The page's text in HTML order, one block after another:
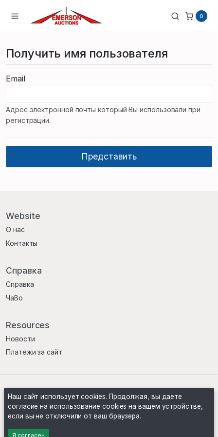
0
Получить имя пользователя
Email
Адрес электронной почты который Вы использовали при
регистрации.
Website
О нас
Контакты
Справка
Справка
ЧаВо
Resources
Новости
Платежи за сайт
Условия Политика конфиденциальности
Наш сайт использует cookies. Продолжая, вы даете
согласие на использование cookies на вашем устройстве,
если вы не отключили от ваш браузера.
Я согласен